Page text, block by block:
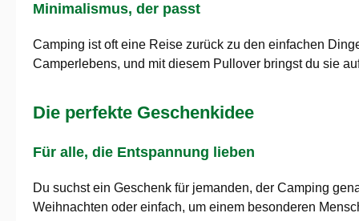
Minimalismus, der passt
Camping ist oft eine Reise zurück zu den einfachen
Camperlebens, und mit diesem Pullover bringst du sie
Die perfekte Geschenkidee
Für alle, die Entspannung lieben
Du suchst ein Geschenk für jemanden, der Camping
Weihnachten oder einfach, um einem besonderen